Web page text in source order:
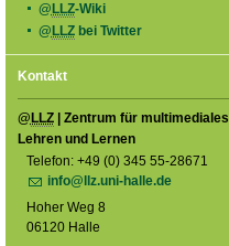
@ LLZ-Wiki
@ LLZbei Twitter
Kontakt
@LLZ| Zentrum für multimediales
Lehren und Lernen
Telefon: +49 (0) 345 55-28671
info@llz.uni-halle.de
Hoher Weg 8
06120 Halle